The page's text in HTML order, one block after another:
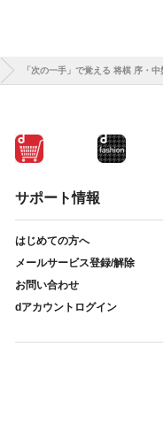
「次の一手」で覚える 将棋 序・
サポート情報
はじめての方へ
メールサービス登録/解除
お問い合わせ
dアカウントログイン